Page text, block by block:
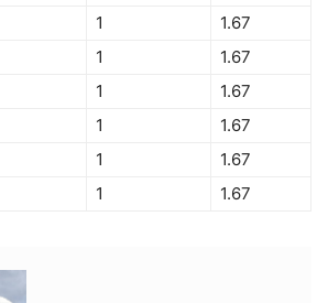
1
1.67
1
1.67
1
1.67
1
1.67
1
1.67
1 1.67